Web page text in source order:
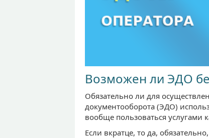
Возможен ли ЭДО
Обязательно ли для
документооборота (ЭДО)
вообще пользоваться услугами
Если вкратце, то да,